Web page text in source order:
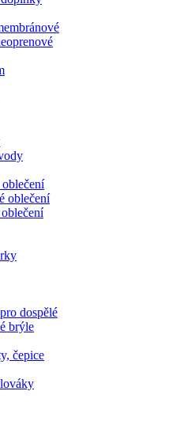
oblečení
dospělé
brýle
čepice